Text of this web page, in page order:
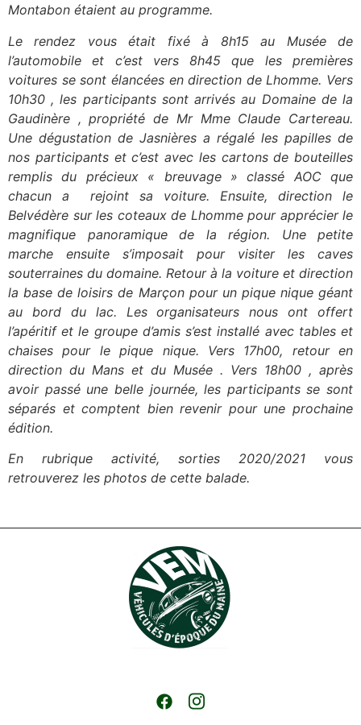
Montabon étaient au programme.
Le rendez vous était fixé à 8h15 au Musée de
l’automobile et c’est vers 8h45 que les premières
voitures se sont élancées en direction de Lhomme. Vers
10h30 , les participants sont arrivés au Domaine de la
Gaudinère , propriété de Mr Mme Claude Cartereau.
Une dégustation de Jasnières a régalé les papilles de
nos participants et c’est avec les cartons de bouteilles
remplis du précieux « breuvage » classé AOC que
chacun a rejoint sa voiture. Ensuite, direction le
Belvédère sur les coteaux de Lhomme pour apprécier le
magnifique panoramique de la région. Une petite
marche ensuite s’imposait pour visiter les caves
souterraines du domaine. Retour à la voiture et direction
la base de loisirs de Marçon pour un pique nique géant
au bord du lac. Les organisateurs nous ont offert
l’apéritif et le groupe d’amis s’est installé avec tables et
chaises pour le pique nique. Vers 17h00, retour en
direction du Mans et du Musée . Vers 18h00 , après
avoir passé une belle journée, les participants se sont
séparés et comptent bien revenir pour une prochaine
édition.
En rubrique activité, sorties 2020/2021 vous
retrouverez les photos de cette balade.